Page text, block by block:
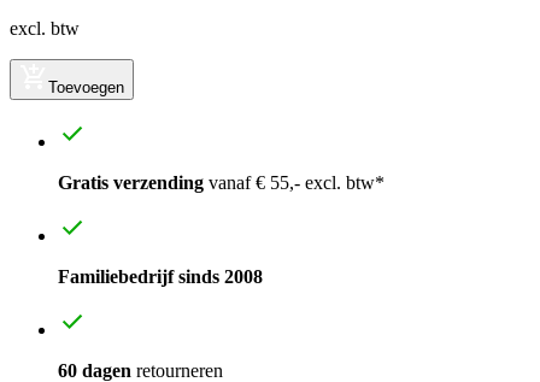
excl. btw
Toevoegen
Gratis verzending vanaf € 55,- excl. btw*
Familiebedrijf sinds 2008
60 dagen retourneren